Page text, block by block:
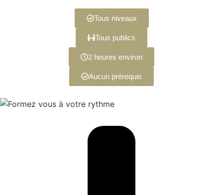
Tous niveaux
Tous publics
2 heures environ
Aucun prérequis